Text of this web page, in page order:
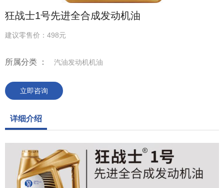
狂战士1号先进全合成发动机油
建议零售价：498元
所属分类 ： 汽油发动机机油
立即咨询
详细介绍